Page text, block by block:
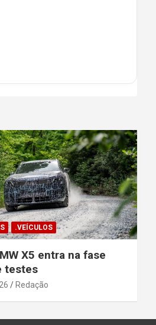
.VEÍCULOS
X5 entra na fase
testes
Redação